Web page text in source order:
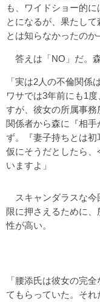
も、ワイドショー的
とになるが、果たし
とは知らなかったの
答えは「NO」だ。
「実は2人の不倫関係
ワサでは3年前にも1
すが、彼女の所属事務
関係者から森に『相
ず。『妻子持ちとは初
仮にそうだとしたら
いますよ」
スキャンダラスな今
限に押さえるために
性が高い。
「腰添氏は彼女の完
てもらっていた。それ